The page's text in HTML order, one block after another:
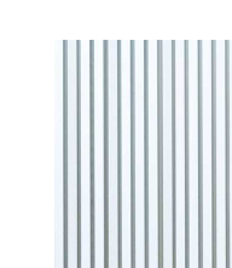
マーチャンダイジン